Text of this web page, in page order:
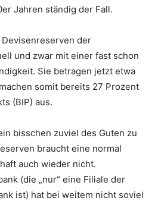
Jahren ständig der Fall.
der
und zwar mit einer fast schon
Sie betragen jetzt etwa
somit bereits 27 Prozent
(BIP) aus.
bisschen zuviel des Guten zu
braucht eine normal
auch wieder nicht.
(die „nur“ eine Filiale der
ist) hat bei weitem nicht soviel